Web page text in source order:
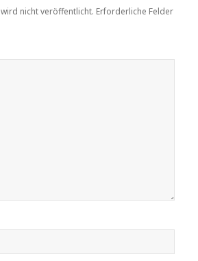
nicht veröffentlicht. Erforderliche Felder